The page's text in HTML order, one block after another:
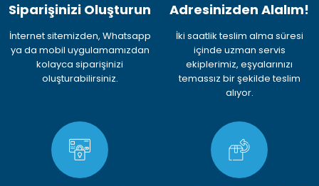
Siparişinizi Oluşturun
İnternet sitemizden, Whatsapp
ya da mobil uygulamamızdan
kolayca siparişinizi
oluşturabilirsiniz.
Adresinizden Alalım!
İki saatlik teslim alma süresi
içinde uzman servis
ekiplerimiz, eşyalarınızı
temassız bir şekilde teslim
alıyor.